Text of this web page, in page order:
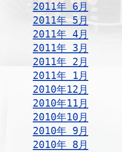
2011年 6月
2011年 5月
2011年 4月
2011年 3月
2011年 2月
2011年 1月
2010年12月
2010年11月
2010年10月
2010年 9月
2010年 8月